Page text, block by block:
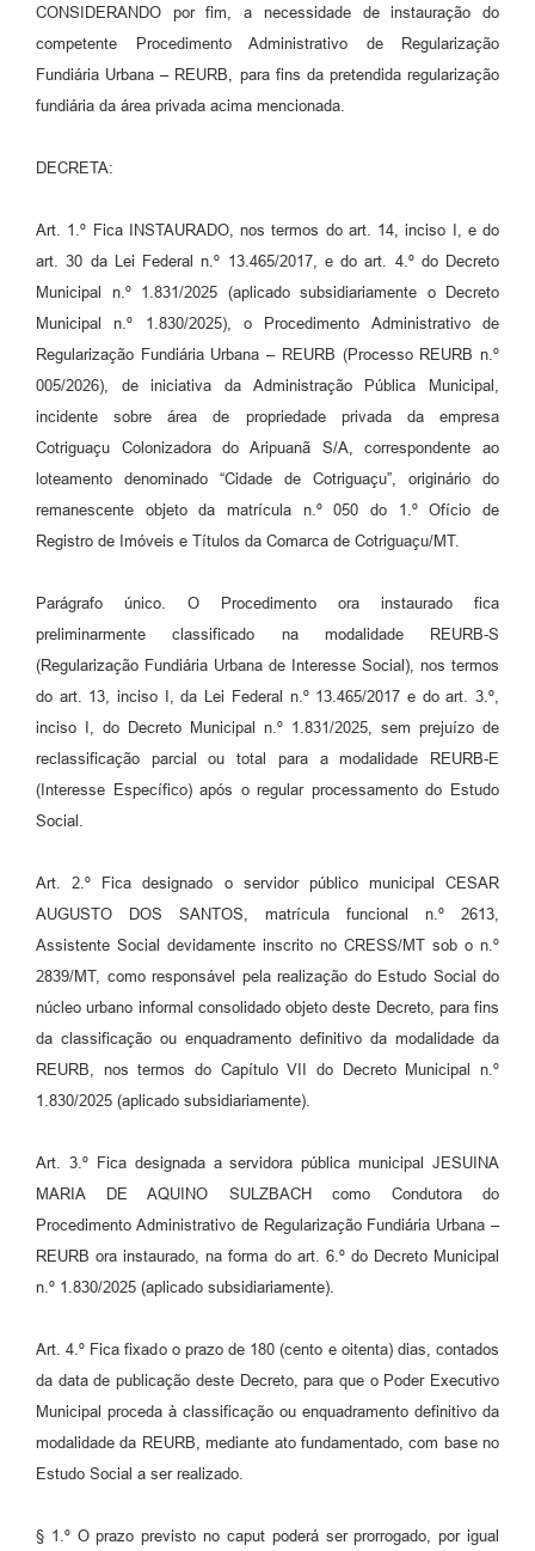
CONSIDERANDO por fim, a necessidade de instauração do
competente Procedimento Administrativo de Regularização
Fundiária Urbana – REURB, para fins da pretendida regularização
fundiária da área privada acima mencionada.
DECRETA:
Art. 1.º Fica INSTAURADO, nos termos do art. 14, inciso I, e do
art. 30 da Lei Federal n.º 13.465/2017, e do art. 4.º do Decreto
Municipal n.º 1.831/2025 (aplicado subsidiariamente o Decreto
Municipal n.º 1.830/2025), o Procedimento Administrativo de
Regularização Fundiária Urbana – REURB (Processo REURB n.º
005/2026), de iniciativa da Administração Pública Municipal,
incidente sobre área de propriedade privada da empresa
Cotriguaçu Colonizadora do Aripuanã S/A, correspondente ao
loteamento denominado “Cidade de Cotriguaçu”, originário do
remanescente objeto da matrícula n.º 050 do 1.º Ofício de
Registro de Imóveis e Títulos da Comarca de Cotriguaçu/MT.
Parágrafo único. O Procedimento ora instaurado fica
preliminarmente classificado na modalidade REURB-S
(Regularização Fundiária Urbana de Interesse Social), nos termos
do art. 13, inciso I, da Lei Federal n.º 13.465/2017 e do art. 3.º,
inciso I, do Decreto Municipal n.º 1.831/2025, sem prejuízo de
reclassificação parcial ou total para a modalidade REURB-E
(Interesse Específico) após o regular processamento do Estudo
Social.
Art. 2.º Fica designado o servidor público municipal CESAR
AUGUSTO DOS SANTOS, matrícula funcional n.º 2613,
Assistente Social devidamente inscrito no CRESS/MT sob o n.º
2839/MT, como responsável pela realização do Estudo Social do
núcleo urbano informal consolidado objeto deste Decreto, para fins
da classificação ou enquadramento definitivo da modalidade da
REURB, nos termos do Capítulo VII do Decreto Municipal n.º
1.830/2025 (aplicado subsidiariamente).
Art. 3.º Fica designada a servidora pública municipal JESUINA
MARIA DE AQUINO SULZBACH como Condutora do
Procedimento Administrativo de Regularização Fundiária Urbana –
REURB ora instaurado, na forma do art. 6.º do Decreto Municipal
n.º 1.830/2025 (aplicado subsidiariamente).
Art. 4.º Fica fixado o prazo de 180 (cento e oitenta) dias, contados
da data de publicação deste Decreto, para que o Poder Executivo
Municipal proceda à classificação ou enquadramento definitivo da
modalidade da REURB, mediante ato fundamentado, com base no
Estudo Social a ser realizado.
§ 1.º O prazo previsto no caput poderá ser prorrogado, por igual